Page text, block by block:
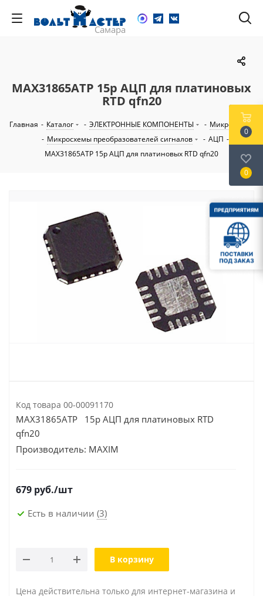
MAX31865ATP 15р АЦП для платиновых
RTD qfn20
Главная - Каталог - ЭЛЕКТРОННЫЕ КОМПОНЕНТЫ - Микросхемы
- Микросхемы преобразователей сигналов - АЦП -
MAX31865ATP 15р АЦП для платиновых RTD qfn20
Код товара 00-00091170
MAX31865ATP 15р АЦП для платиновых RTD
qfn20
Производитель: MAXIM
679 руб./шт
Есть в наличии (3)
В корзину
Цена действительна только для интернет-магазина и
0
0